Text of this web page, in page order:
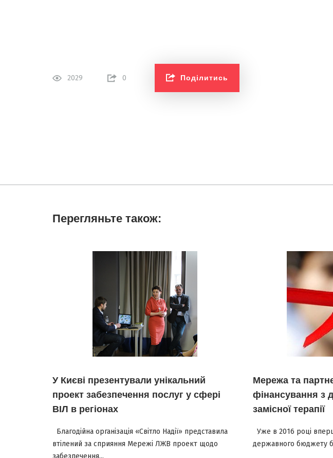
2029 0 Поділитись
Перегляньте також:
У Києві презентували унікальний
проект забезпечення послуг у сфері
ВІЛ в регіонах
Благодійна організація «Світло Надії» представила
втілений за сприяння Мережі ЛЖВ проект щодо
Мережа та
фінансування з
замісної терапії
Уже в 2016 році
державного бюджету